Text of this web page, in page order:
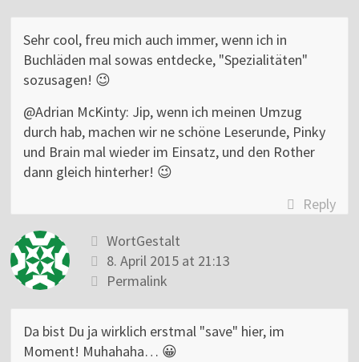
Sehr cool, freu mich auch immer, wenn ich in
Buchläden mal sowas entdecke, "Spezialitäten"
sozusagen! 😉
@Adrian McKinty: Jip, wenn ich meinen Umzug
durch hab, machen wir ne schöne Leserunde, Pinky
und Brain mal wieder im Einsatz, und den Rother
dann gleich hinterher! 😉
Reply
WortGestalt
8. April 2015 at 21:13
Permalink
Da bist Du ja wirklich erstmal "save" hier, im
Moment! Muhahaha… 😀